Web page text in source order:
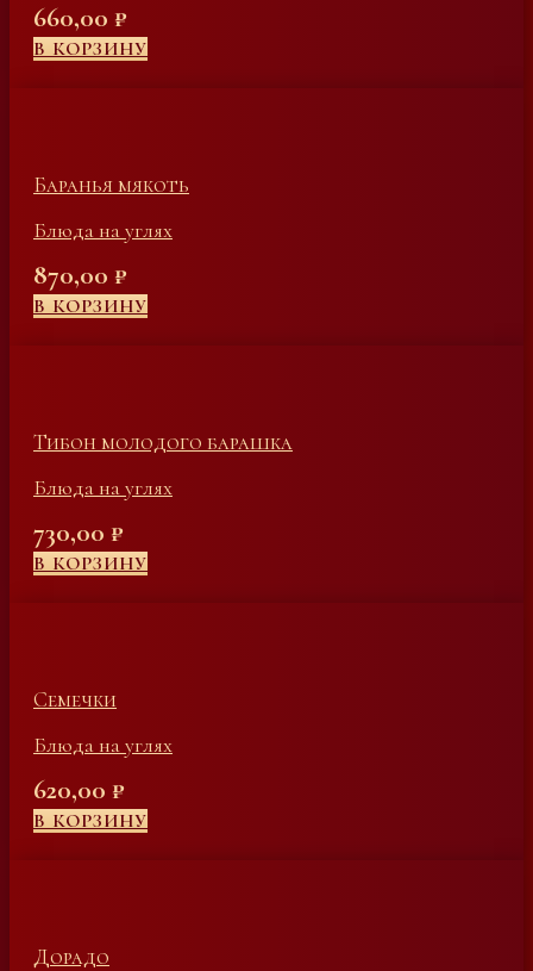
660,00 ₽
В КОРЗИНУ
Баранья мякоть
Блюда на углях
870,00 ₽
В КОРЗИНУ
Тибон молодого барашка
Блюда на углях
730,00 ₽
В КОРЗИНУ
Семечки
Блюда на углях
620,00 ₽
В КОРЗИНУ
Дорадо